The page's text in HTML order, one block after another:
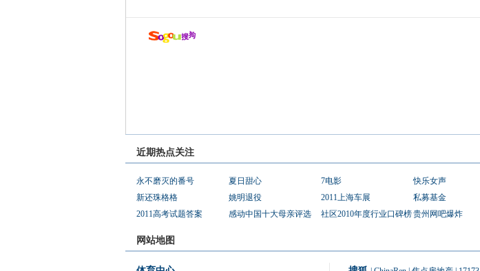
近期热点关注
永不磨灭的番号 夏日甜心 7电影 快乐女声
新还珠格格
姚明退役 2011上海车展 私募基金
2011高考试题答案
感动中国十大母亲评选 社区2010年度行业口碑榜贵州网吧爆炸
网站地图